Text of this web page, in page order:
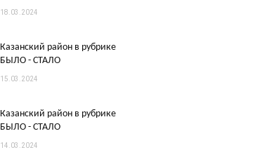
18.03.2024
Казанский район в рубрике
БЫЛО - СТАЛО
15.03.2024
Казанский район в рубрике
БЫЛО - СТАЛО
14.03.2024